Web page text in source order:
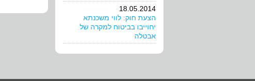
18.05.2014
הצעת חוק: לווי משכנתא
יחוייבו בביטוח למקרה של
אבטלה